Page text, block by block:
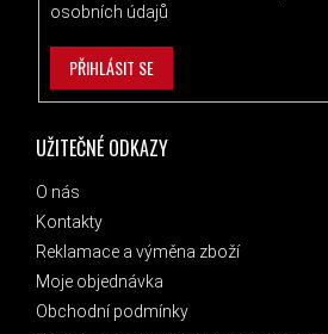
UŽITEČNÉ ODKAZY
O nás
Kontakty
Reklamace a výměna zboží
Moje objednávka
Obchodní podmínky
osobních údajů
PŘIHLÁSIT SE